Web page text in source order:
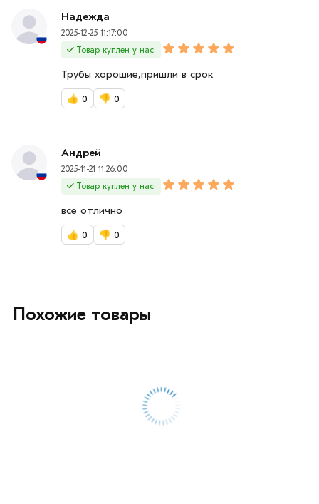
Надежда
2025-12-25 11:17:00
Товар куплен у нас
Трубы хорошие,пришли в срок
👍 0 👎 0
Андрей
2025-11-21 11:26:00
Товар куплен у нас
все отлично
👍 0 👎 0
Похожие товары